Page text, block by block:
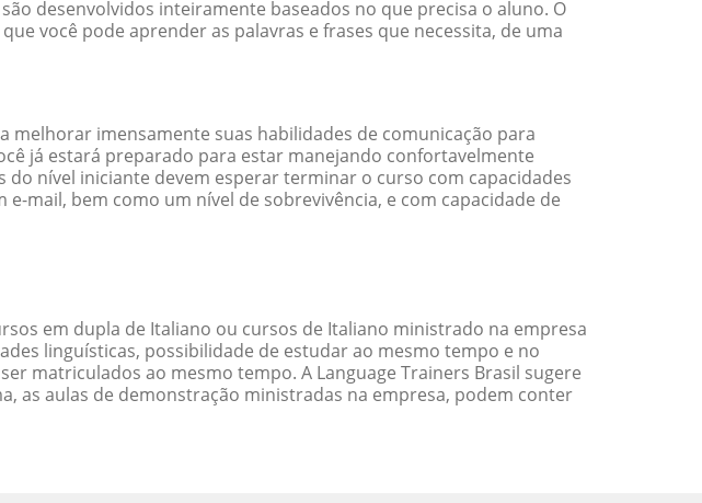
desenvolvidos inteiramente baseados no que precisa o aluno. O
você pode aprender as palavras e frases que necessita, de uma
melhorar imensamente suas habilidades de comunicação para
já estará preparado para estar manejando confortavelmente
nível iniciante devem esperar terminar o curso com capacidades
mail, bem como um nível de sobrevivência, e com capacidade de
em dupla de Italiano ou cursos de Italiano ministrado na empresa
linguísticas, possibilidade de estudar ao mesmo tempo e no
matriculados ao mesmo tempo. A Language Trainers Brasil sugere
as aulas de demonstração ministradas na empresa, podem conter